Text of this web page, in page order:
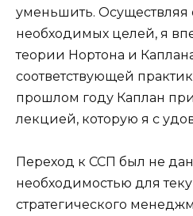
уменьшить. Осуществляя
необходимых целей, я
теории Нортона и
соответствующей
прошлом году Каплан
лекцией, которую я с
Переход к ССП был не
необходимостью для
стратегического